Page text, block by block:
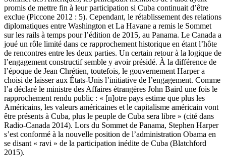
promis de mettre fin à leur participation si Cuba continuait d’être
exclue (Piccone 2012 : 5). Cependant, le rétablissement des relations
diplomatiques entre Washington et La Havane a remis le Sommet
sur les rails à temps pour l’édition de 2015, au Panama. Le Canada a
joué un rôle limité dans ce rapprochement historique en étant l’hôte
de rencontres entre les deux parties. Un certain retour à la logique de
l’engagement constructif semble y avoir présidé. À la différence de
l’époque de Jean Chrétien, toutefois, le gouvernement Harper a
choisi de laisser aux États-Unis l’initiative de l’engagement. Comme
l’a déclaré le ministre des Affaires étrangères John Baird une fois le
rapprochement rendu public : « [n]otre pays estime que plus les
Américains, les valeurs américaines et le capitalisme américain vont
être présents à Cuba, plus le peuple de Cuba sera libre » (cité dans
Radio-Canada 2014). Lors du Sommet de Panama, Stephen Harper
s’est conformé à la nouvelle position de l’administration Obama en
se disant « ravi » de la participation inédite de Cuba (Blatchford
2015).